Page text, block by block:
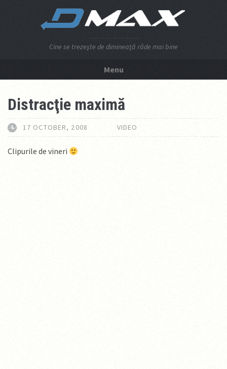
Cine se trezeşte de dimineaţă râde mai bine
Menu
Distracţie maximă
17 OCTOBER, 2008 VIDEO
Clipurile de vineri